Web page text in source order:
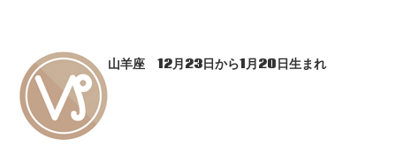
山羊座 12月23日から1月20日生まれ